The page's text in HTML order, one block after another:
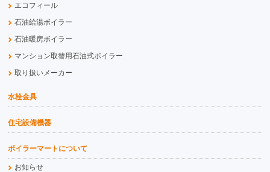
エコフィール
石油給湯ボイラー
石油暖房ボイラー
マンション取替用石油式ボイラー
取り扱いメーカー
水栓金具
住宅設備機器
ボイラーマートについて
お知らせ